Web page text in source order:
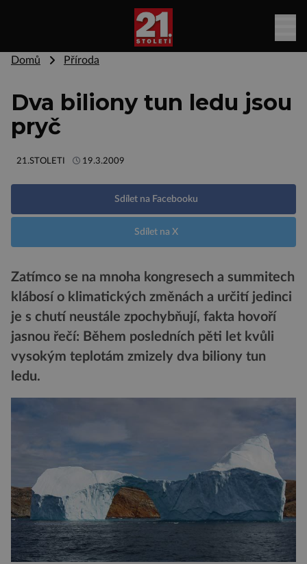
Domů Příroda
Dva biliony tun ledu jsou
pryč
21.STOLETI 19.3.2009
Sdílet na Facebooku
Sdílet na X
Zatímco se na mnoha kongresech a summitech
klábosí o klimatických změnách a určití jedinci
je s chutí neustále zpochybňují, fakta hovoří
jasnou řečí: Během posledních pěti let kvůli
vysokým teplotám zmizely dva biliony tun
ledu.